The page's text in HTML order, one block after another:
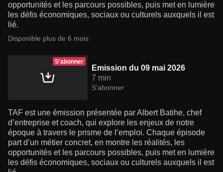
opportunités et les parcours possibles, puis met en lumière
les défis économiques, sociaux ou culturels auxquels il est
lié.
Disponible plus de 6 mois
S'abonner
Emission du 09 mai 2026
7 min
S'abonner
TAF est une émission présentée par Albert Batihe, chef
d’entreprise et coach, qui explore les enjeux de notre
époque à travers le prisme de l’emploi. Chaque épisode
part d’un métier concret, en montre les réalités, les
opportunités et les parcours possibles, puis met en lumière
les défis économiques, sociaux ou culturels auxquels il est